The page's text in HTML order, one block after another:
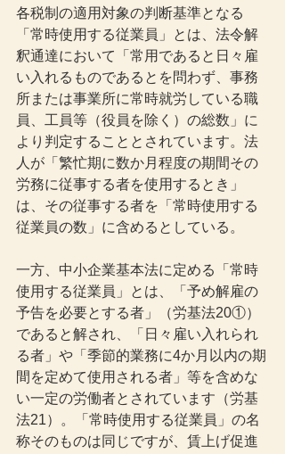
各税制の適用対象の判断基準となる
「常時使用する従業員」とは、法令解
釈通達において「常用であると日々雇
い入れるものであるとを問わず、事務
所または事業所に常時就労している職
員、工員等（役員を除く）の総数」に
より判定することとされています。法
人が「繁忙期に数か月程度の期間その
労務に従事する者を使用するとき」
は、その従事する者を「常時使用する
従業員の数」に含めるとしている。
一方、中小企業基本法に定める「常時
使用する従業員」とは、「予め解雇の
予告を必要とする者」（労基法20①）
であると解され、「日々雇い入れられ
る者」や「季節的業務に4か月以内の期
間を定めて使用される者」等を含めな
い一定の労働者とされています（労基
法21）。「常時使用する従業員」の名
称そのものは同じですが、賃上げ促進